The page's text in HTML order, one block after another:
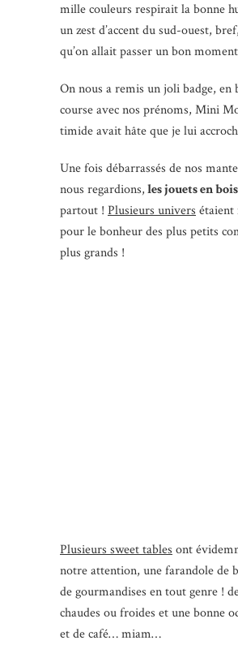
mille couleurs respirait la bonne
un zest d’accent du sud-ouest,
qu’on allait passer un bon
On nous a remis un joli badge, en
course avec nos prénoms, Mini
timide avait hâte que je lui
Une fois débarrassés de nos
nous regardions,les jouets en
partout ! Plusieurs universétaient
pour le bonheur des plus petits
plus grands !
Plusieurs sweet tablesont
notre attention, une farandole de
de gourmandises en tout genre !
chaudes ou froides et une bonne
et de café… miam…